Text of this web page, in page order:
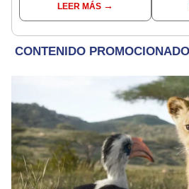
Serenazgo recuperó el
dinero
LEER MÁS